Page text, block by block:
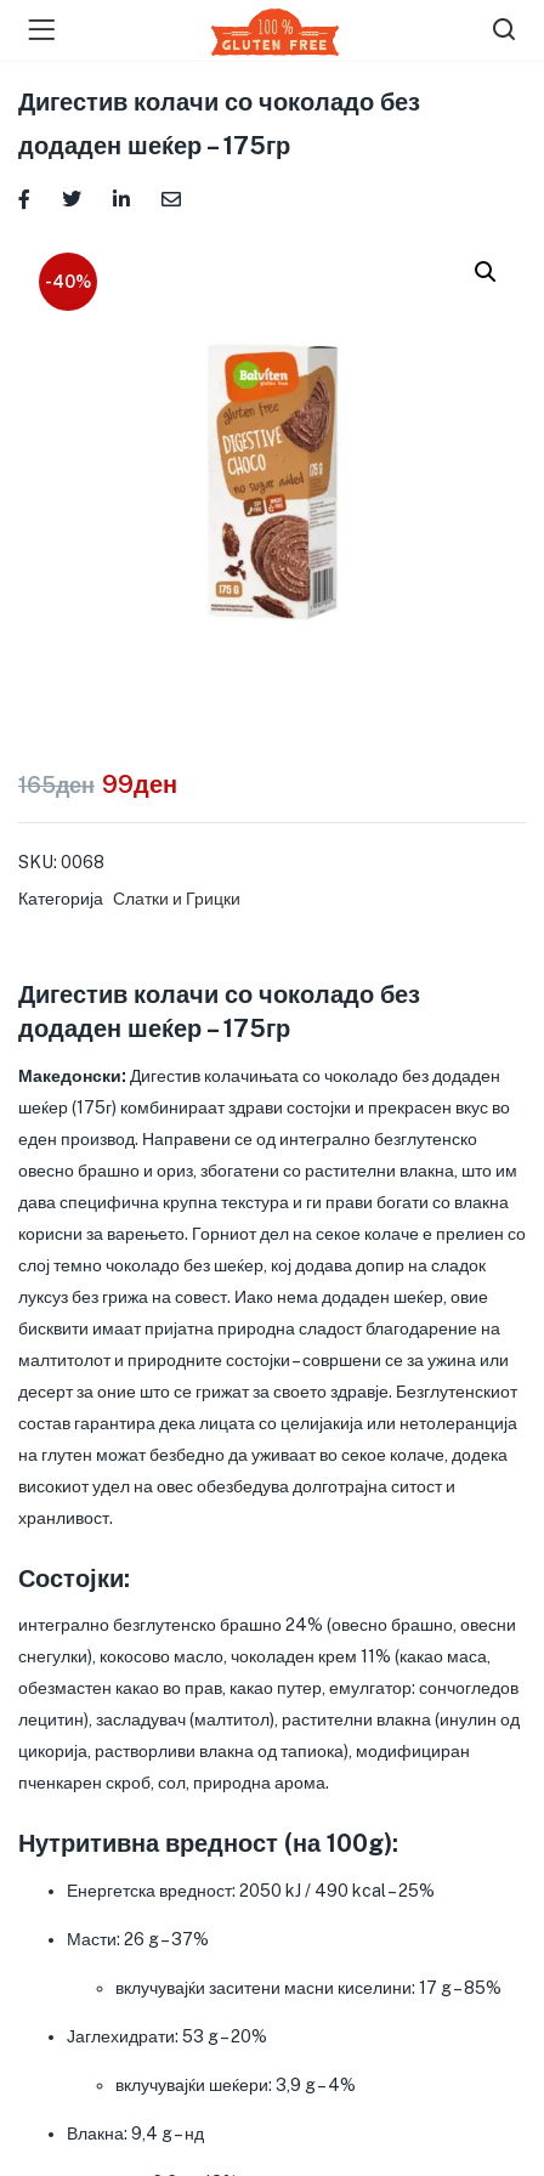
Дигестив колачи со чоколадо без
додаден шеќер – 175гр
-40%
165ден 99ден
SKU: 0068
Категорија Слатки и Грицки
Дигестив колачи со чоколадо без
додаден шеќер – 175гр
Македонски: Дигестив колачињата со чоколадо без додаден
шеќер (175г) комбинираат здрави состојки и прекрасен вкус во
еден производ. Направени се од интегрално безглутенско
овесно брашно и ориз, збогатени со растителни влакна, што им
дава специфична крупна текстура и ги прави богати со влакна
корисни за варењето. Горниот дел на секое колаче е прелиен со
слој темно чоколадо без шеќер, кој додава допир на сладок
луксуз без грижа на совест. Иако нема додаден шеќер, овие
бисквити имаат пријатна природна сладост благодарение на
малтитолот и природните состојки – совршени се за ужина или
десерт за оние што се грижат за своето здравје. Безглутенскиот
состав гарантира дека лицата со целијакија или нетолеранција
на глутен можат безбедно да уживаат во секое колаче, додека
високиот удел на овес обезбедува долготрајна ситост и
хранливост.
Состојки:
интегрално безглутенско брашно 24% (овесно брашно, овесни
снегулки), кокосово масло, чоколаден крем 11% (какао маса,
обезмастен какао во прав, какао путер, емулгатор: сончогледов
лецитин), засладувач (малтитол), растителни влакна (инулин од
цикорија, растворливи влакна од тапиока), модифициран
пченкарен скроб, сол, природна арома.
Нутритивна вредност (на 100g):
Енергетска вредност: 2050 kJ / 490 kcal – 25%
Масти: 26 g – 37%
вклучувајќи заситени масни киселини: 17 g – 85%
Јаглехидрати: 53 g – 20%
вклучувајќи шеќери: 3,9 g – 4%
Влакна: 9,4 g – нд